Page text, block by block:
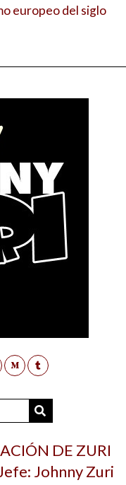
europeo del siglo
DE ZURI
Johnny Zuri